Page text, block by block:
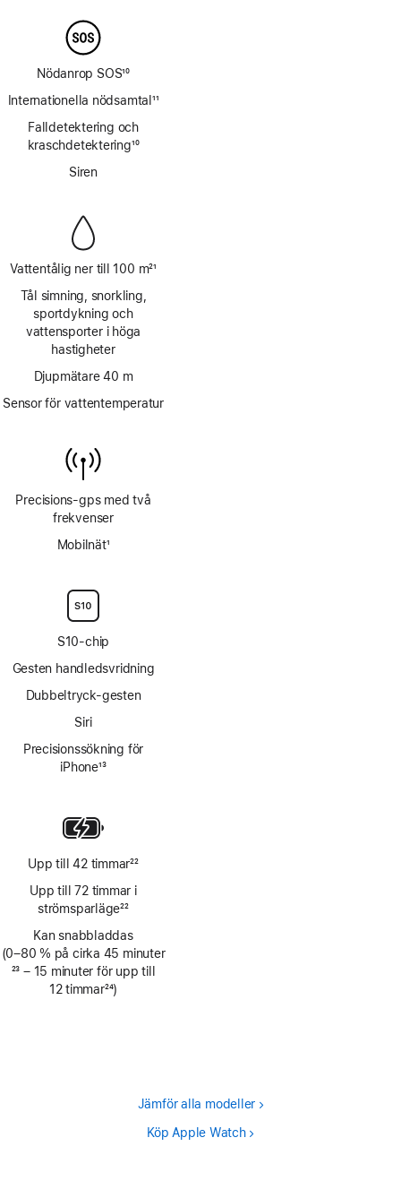
Nödanrop SOS10
Internationella nödsamtal11
Falldetektering och
kraschdetektering10
Siren
Vattentålig ner till 100 m
Fotnot
21
Tål simning, snorkling,
sportdykning och
vattensporter i höga
hastigheter
Djupmätare 40 m
Sensor för vattentemperatur
Precisions-gps med två
frekvenser
Mobilnät1
S10-chip
Gesten handledsvridning
Dubbeltryck-gesten
Siri
Precisionssökning för
iPhone13
Upp till 42 timmar22
Upp till 72 timmar i
strömsparläge22
Kan snabbladdas
(0–80 % på cirka 45 minuter
Fotnot
23 – 15 minuter för upp till
12 timmar24)
Jämför alla modeller
Köp Apple Watch